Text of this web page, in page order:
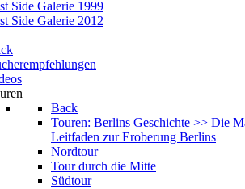
Side Galerie 1999
Side Galerie 2012
Back
Touren: Berlins Geschichte >> Die
Leitfaden zur Eroberung Berlins
Nordtour
Tour durch die Mitte
Südtour